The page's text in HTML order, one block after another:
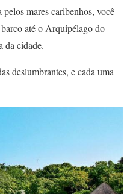
mares caribenhos, você
até o Arquipélago do
da cidade.
deslumbrantes, e cada uma